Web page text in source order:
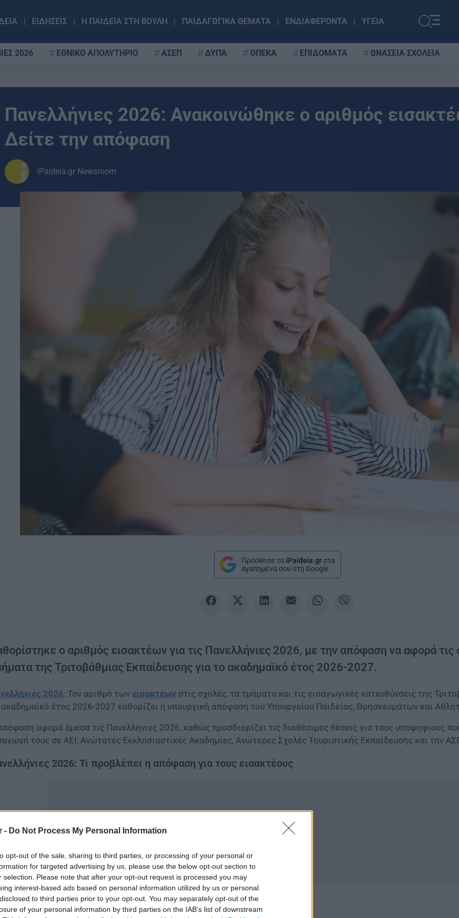
- Do Not Process My Personal Information
opt-out of the sale, sharing to third parties, or processing of your personal or
for targeted advertising by us, please use the below opt-out section to
selection. Please note that after your opt-out request is processed you may
interest-based ads based on personal information utilized by us or personal
to third parties prior to your opt-out. You may separately opt-out of the
of your personal information by third parties on the IAB’s list of downstream
ΕΙΔΗΣΕΙΣ Η ΠΑΙΔΕΙΑ ΣΤΗ ΒΟΥΛΗ ΠΑΙΔΑΓΩΓΙΚΑ ΘΕΜΑΤΑ ΕΝΔΙΑΦΕΡΟΝΤΑ ΥΓΕΙΑ
2026 ΕΘΝΙΚΟ ΑΠΟΛΥΤΗΡΙΟ ΑΣΕΠ ΔΥΠΑ ΟΠΕΚΑ ΕΠΙΔΟΜΑΤΑ ΩΝΑΣΕΙΑ ΣΧΟΛΕΙΑ
Πανελλήνιες 2026: Ανακοινώθηκε ο αριθμός
Δείτε την απόφαση
iPaideia.gr Newsroom
Πρόσθεσε το iPaideia.grστα
αγαπημένα σου στη Google
ο αριθμός εισακτέων για τις Πανελλήνιες 2026, με την απόφαση να αφορά τις
της Τριτοβάθμιας Εκπαίδευσης για το ακαδημαϊκό έτος 2026-2027.
2026: Τον αριθμό των εισακτέων στις σχολές, τα τμήματα και τις εισαγωγικές κατευθύνσεις της
έτος 2026-2027 καθορίζει η υπουργική απόφαση του Υπουργείου Παιδείας, Θρησκευμάτων και
αφορά άμεσα τις Πανελλήνιες 2026, καθώς προσδιορίζει τις διαθέσιμες θέσεις για τους υποψηφίους
τους σε ΑΕΙ, Ανώτατες Εκκλησιαστικές Ακαδημίες, Ανώτερες Σχολές Τουριστικής Εκπαίδευσης και την
2026: Τι προβλέπει η απόφαση για τους εισακτέους